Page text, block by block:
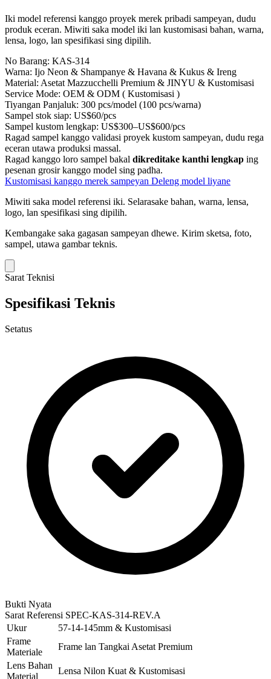
Iki model referensi kanggo proyek merek pribadi sampeyan, dudu
produk eceran. Miwiti saka model iki lan kustomisasi bahan, warna,
lensa, logo, lan spesifikasi sing dipilih.
No Barang: KAS-314
Warna: Ijo Neon & Shampanye & Havana & Kukus & Ireng
Material: Asetat Mazzucchelli Premium & JINYU & Kustomisasi
Service Mode: OEM & ODM ( Kustomisasi )
Tiyangan Panjaluk: 300 pcs/model (100 pcs/warna)
Sampel stok siap: US$60/pcs
Sampel kustom lengkap: US$300–US$600/pcs
Ragad sampel kanggo validasi proyek kustom sampeyan, dudu rega
eceran utawa produksi massal.
Ragad kanggo loro sampel bakal dikreditake kanthi lengkap ing
pesenan grosir kanggo model sing padha.
Kustomisasi kanggo merek sampeyan Deleng model liyane
Miwiti saka model referensi iki. Selarasake bahan, warna, lensa,
logo, lan spesifikasi sing dipilih.
Kembangake saka gagasan sampeyan dhewe. Kirim sketsa, foto,
sampel, utawa gambar teknis.
Sarat Teknisi
Spesifikasi Teknis
Setatus
Bukti Nyata
Sarat Referensi SPEC-KAS-314-REV.A
Ukur
57-14-145mm & Kustomisasi
Frame
Materiale
Frame lan Tangkai Asetat Premium
Lens Bahan
Material
Lensa Nilon Kuat & Kustomisasi